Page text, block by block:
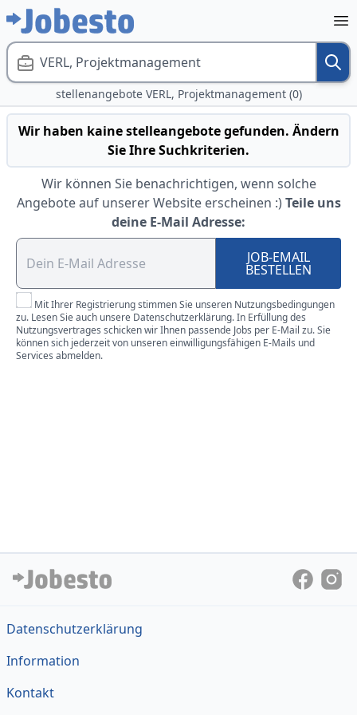
VERL, Projektmanagement
stellenangebote VERL, Projektmanagement (0)
Wir haben kaine stelleangebote gefunden. Ändern
Sie Ihre Suchkriterien.
Wir können Sie benachrichtigen, wenn solche
Angebote auf unserer Website erscheinen :) Teile uns
deine E-Mail Adresse:
JOB-EMAIL
BESTELLEN
Mit Ihrer Registrierung stimmen Sie unseren Nutzungsbedingungen
zu. Lesen Sie auch unsere Datenschutzerklärung. In Erfüllung des
Nutzungsvertrages schicken wir Ihnen passende Jobs per E-Mail zu. Sie
können sich jederzeit von unseren einwilligungsfähigen E-Mails und
Services abmelden.
Datenschutzerklärung
Information
Kontakt